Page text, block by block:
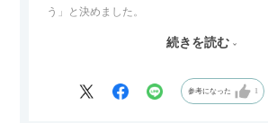
う」と決めました。
サイズは2.5人掛けですが、幅184cmとコン
グとのバランスもぴったりで、リビング全体
続きを読む
参考になった 1